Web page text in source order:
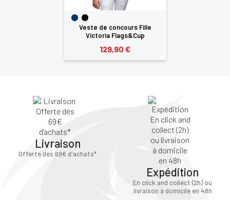
Veste de concours Fille
Victoria Flags&Cup
129,90 €
Livraison
Offerte dès 69€ d'achats*
Expédition
En click and collect (2h) ou
livraison à domicile en 48h